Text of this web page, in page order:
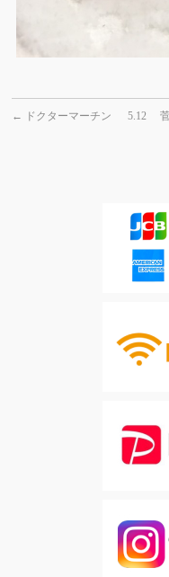
← ドクターマーチン 5.12